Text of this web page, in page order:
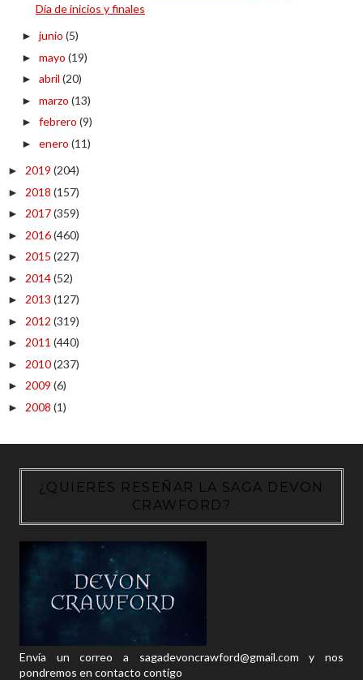
Día de inicios y finales
► junio (5)
► mayo (19)
► abril (20)
► marzo (13)
► febrero (9)
► enero (11)
► 2019 (204)
► 2018 (157)
► 2017(359)
► 2016(460)
► 2015 (227)
► 2014(52)
► 2013 (127)
► 2012 (319)
► 2011 (440)
► 2010(237)
► 2009 (6)
► 2008 (1)
¿QUIERES RESEÑAR LA SAGA DEVON
CRAWFORD?
Envía un correo a sagadevoncrawford@gmail.com y nos
pondremos en contacto contigo